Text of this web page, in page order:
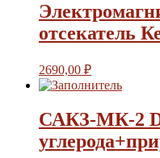
отсекатель
2690,00 ₽
САКЗ-МК-2